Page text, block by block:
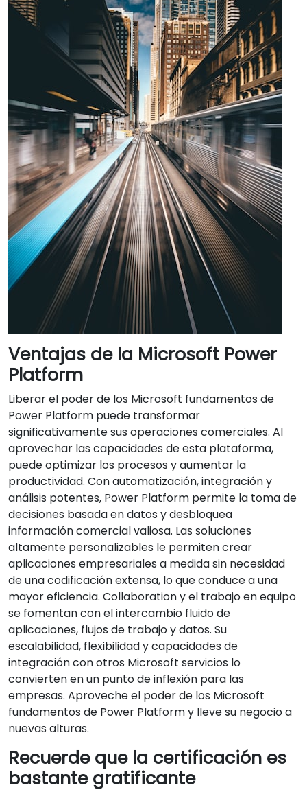
Ventajas de la Microsoft Power
Platform
Liberar el poder de los Microsoft fundamentos de
Power Platform puede transformar
significativamente sus operaciones comerciales. Al
aprovechar las capacidades de esta plataforma,
puede optimizar los procesos y aumentar la
productividad. Con automatización, integración y
análisis potentes, Power Platform permite la toma de
decisiones basada en datos y desbloquea
información comercial valiosa. Las soluciones
altamente personalizables le permiten crear
aplicaciones empresariales a medida sin necesidad
de una codificación extensa, lo que conduce a una
mayor eficiencia. Collaboration y el trabajo en equipo
se fomentan con el intercambio fluido de
aplicaciones, flujos de trabajo y datos. Su
escalabilidad, flexibilidad y capacidades de
integración con otros Microsoft servicios lo
convierten en un punto de inflexión para las
empresas. Aproveche el poder de los Microsoft
fundamentos de Power Platform y lleve su negocio a
nuevas alturas.
Recuerde que la certificación es
bastante gratificante